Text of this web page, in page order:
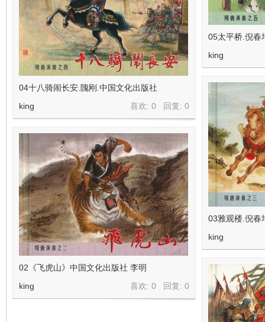
05太平桥.倪春
king
04十八骑闹长安.隗刚.中国文化出版社
喜欢: 0 回复: 0
king
03雅观楼.倪春
king
02《飞虎山》中国文化出版社 李明
喜欢: 0 回复: 0
king